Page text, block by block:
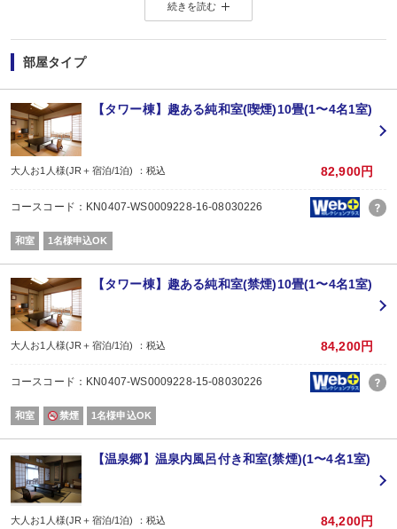
「きたの茶園(茶農家)」×「瀬頭酒造(酒蔵)」×「日本食利休」のコラボ懐石。
うれしの茶と日本酒をうまく取り入れ、ここでしか味わえない懐石に仕上げま
テーマは「和敬清寂」。
調和を大切にし、お互いを尊重し合う。
余計なものは足さない洗練された美しさ。
白磁の上に並ぶ新鮮な海の幸。
茶葉や酒粕を使用したソースと一緒に味わう地元野菜。
温泉水でじっくりと炊き上げた田代米。
佐賀の自然に育まれた高品質の佐賀牛。
一品一品が繊細かつ美しさをたたえた、特別な日の会食にふさわしい贅沢なプ
日本食「利休」の個室にてご用意いたします。
5名様以上でご利用の場合は、2席以上に分かれて頂く場合がございます。予め
(ご夕食利用時間)
19：30～21：00（90分間のお席となります)
(利休懐石「想」sou)
食前茶(酒)/八寸/吸物/造里/肉料理/食中茶/魚料理/御飯/汁物/香物/甘味/食後茶
※小学生のお子様はお子様会席、未就学のお子様はワンプレート料理にてご用
広間「孔雀」にてバラエティーに富んだ和洋ブッフェ、または日本食「利休
嬉野名物の温泉湯湯豆腐もお楽しみ頂けます。
(ご朝食営業時間)
7：00～9：30(9：00最終入場)
【添い寝のお子様について】幼児（食事・布団なし）施設使用料1,100円現地
続きを読む
部屋タイプ
【タワー棟】趣ある純和室(喫煙)10畳(1〜4名1室)
大人お1人様(JR＋宿泊/1泊) ：税込 82,900円
コースコード：KN0407-WS0009228-16-08030226
和室 1名様申込OK
【タワー棟】趣ある純和室(禁煙)10畳(1〜4名1室)
大人お1人様(JR＋宿泊/1泊) ：税込 84,200円
コースコード：KN0407-WS0009228-15-08030226
和室 禁煙 1名様申込OK
【温泉郷】温泉内風呂付き和室(禁煙)(1〜4名1室)
大人お1人様(JR＋宿泊/1泊) ：税込 84,200円